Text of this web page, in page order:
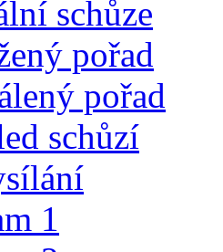
schůze
pořad
pořad
schůzí
1